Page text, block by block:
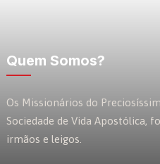
Quem Somos?
Os Missionários do
Sociedade de Vida Apostólica,
irmãos e leigos.